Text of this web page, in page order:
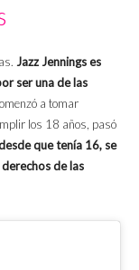
Jazz Jennings es
ser una de las
a tomar
los 18 años, pasó
que tenía 16, se
de las